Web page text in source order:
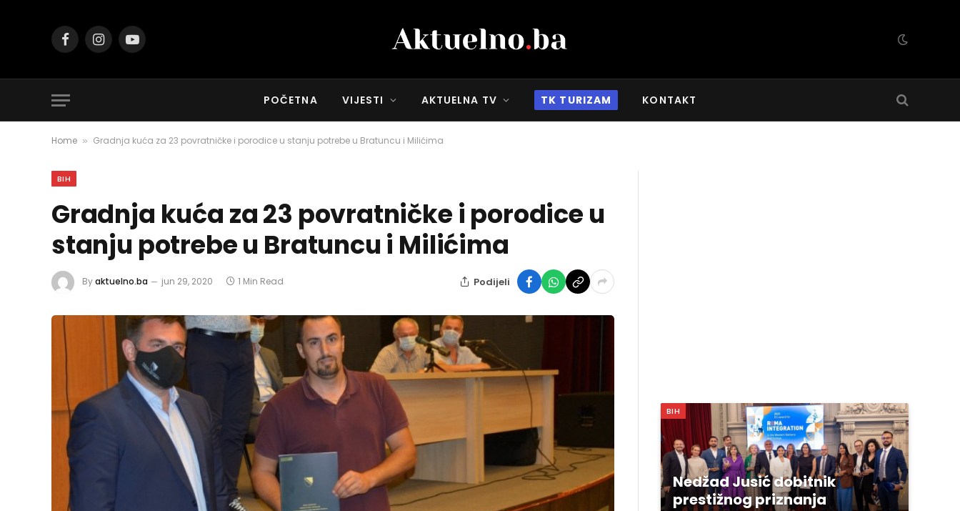
FacebookInstagramYouTube
POČETNA VIJESTI AKTUELNA TV TK TURIZAM KONTAKT
Home » Gradnja kuća za 23 povratničke i porodice u stanju potrebe u Bratuncu i Milićima
BIH
Gradnja kuća za 23 povratničke i porodice u
stanju potrebe u Bratuncu i Milićima
Byaktuelno.ba jun 29, 2020 1 Min Read Podijeli
BIH
Nedžad Jusić dobitnik
prestižnog priznanja